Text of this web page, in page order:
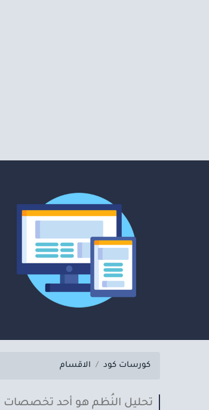
كورسات كود الاقسام
تحليل النُظم هو أحد تخصصات